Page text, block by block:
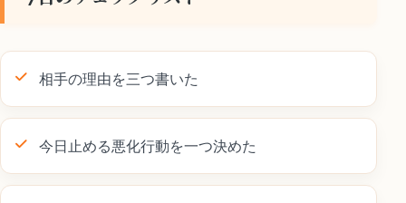
相手の理由を三つ書いた
今日止める悪化行動を一つ決めた